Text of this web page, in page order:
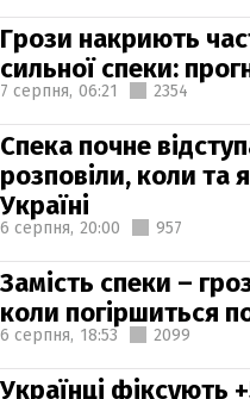
Грози накриють
сильної спеки:
7 серпня, 06:21 2354
Спека почне
розповіли, коли та
Україні
6 серпня, 20:00 957
Замість спеки –
коли погіршиться
6 серпня, 18:53 2099
Українці фіксують